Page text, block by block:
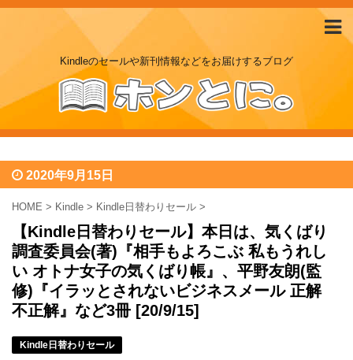
Kindleのセールや新刊情報などをお届けするブログ
2020年9月15日
HOME > Kindle > Kindle日替わりセール >
【Kindle日替わりセール】本日は、気くばり
調査委員会(著)『相手もよろこぶ 私もうれし
い オトナ女子の気くばり帳』、平野友朗(監
修)『イラッとされないビジネスメール 正解
不正解』など3冊 [20/9/15]
Kindle日替わりセール